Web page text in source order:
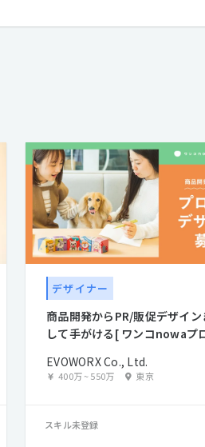
体制を整えています。 クリエイティブでコミュニケーションの進化をデザインする。それがエヴォワーク
デザイナー
商品開発からPR/販促デザイ
して手がける[ ワンコnowaプ
EVOWORX Co., Ltd.
400万~550万 東京
スキル未登録